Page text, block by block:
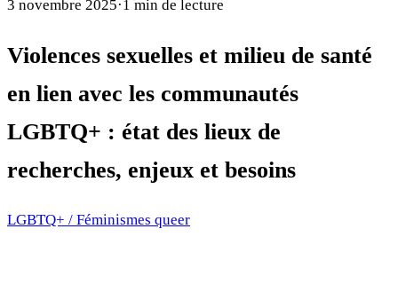
3 novembre 2025·1 min de lecture
Violences sexuelles et milieu de santé
en lien avec les communautés
LGBTQ+ : état des lieux de
recherches, enjeux et besoins
LGBTQ+ / Féminismes queer